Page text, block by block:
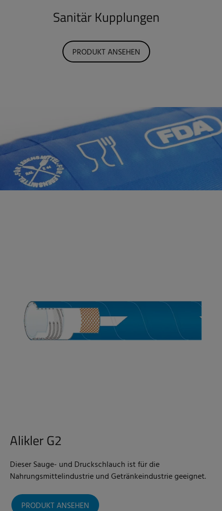
Sanitär Kupplungen
PRODUKT ANSEHEN
Alikler G2
Dieser Sauge- und Druckschlauch ist für die
Nahrungsmittelindustrie und Getränkeindustrie geeignet.
PRODUKT ANSEHEN